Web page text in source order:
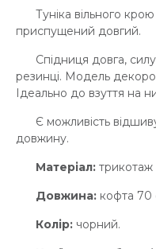
Туніка вільного
приспущений довгий.
Спідниця довга,
резинці. Модель
Ідеально до взуття на
Є можливість
довжину.
Матеріал: трикотаж
Довжина: кофта 70
Колір: чорний.